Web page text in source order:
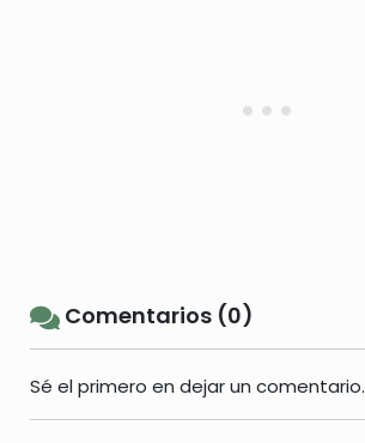
Comentarios (0)
Sé el primero en dejar un comentario.